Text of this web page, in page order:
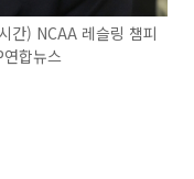
간) NCAA 레슬링 챔피
합뉴스